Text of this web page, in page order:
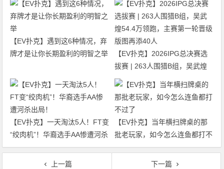
【EV扑克】遇到这6种情况，弃
牌才是让你长期盈利的明智之举
【EV扑克】2026IPG总决赛选
拔赛 | 263人围猎B组，吴武煌
54.4万领跑，主赛第一轮晋级版
【EV扑克】一天淘汰5人！FT变
“绞肉机”！华裔选手AA惨遭河杀
出局！
【EV扑克】当年横扫牌桌的那
批老玩家，如今怎么连鱼都打不
过了
上一篇 下一篇